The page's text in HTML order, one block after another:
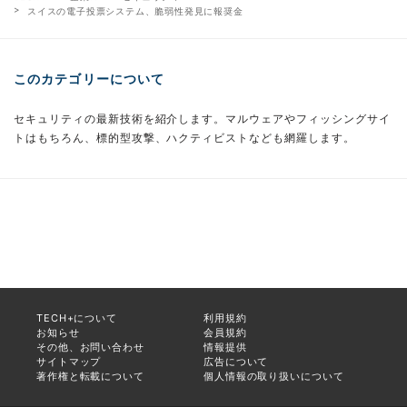
スイスの電子投票システム、脆弱性発見に報奨金
このカテゴリーについて
セキュリティの最新技術を紹介します。マルウェアやフィッシングサイ
トはもちろん、標的型攻撃、ハクティビストなども網羅します。
TECH+について
利用規約
お知らせ
会員規約
その他、お問い合わせ
情報提供
サイトマップ
広告について
著作権と転載について
個人情報の取り扱いについて